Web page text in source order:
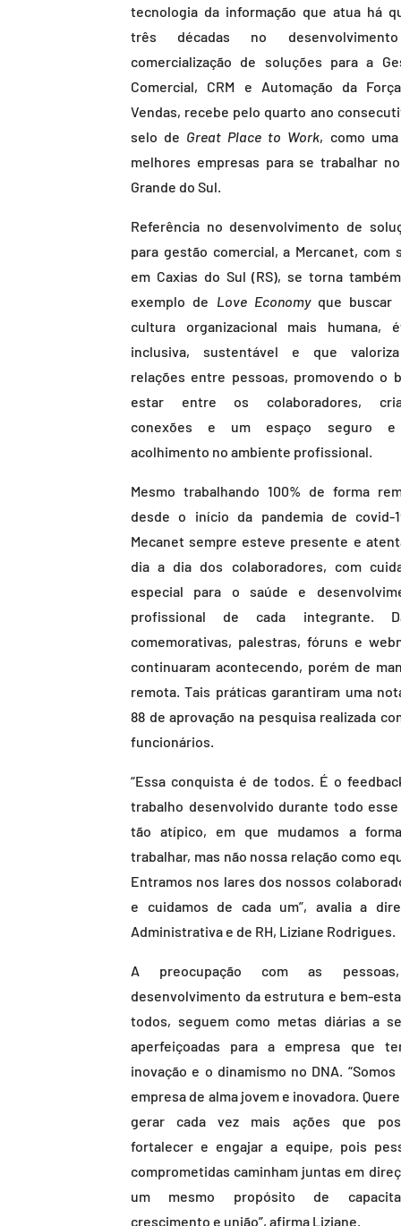
tecnologia da informação que atua há
três décadas no
comercialização de soluções para a
Comercial, CRM e Automação da
Vendas, recebe pelo quarto ano
selo de Great Place to Work, como
melhores empresas para se trabalhar
Grande do Sul.
Referência no desenvolvimento de
para gestão comercial, a Mercanet, com
em Caxias do Sul (RS), se torna
exemplo de Love Economy que buscar
cultura organizacional mais humana,
inclusiva, sustentável e que
relações entre pessoas, promovendo o
estar entre os colaboradores,
conexões e um espaço seguro
acolhimento no ambiente profissional.
Mesmo trabalhando 100% de forma
desde o início da pandemia de covid-
Mecanet sempre esteve presente e
dia a dia dos colaboradores, com
especial para o saúde e
profissional de cada integrante.
comemorativas, palestras, fóruns e
continuaram acontecendo, porém de
remota. Tais práticas garantiram uma
88 de aprovação na pesquisa realizada
funcionários.
“Essa conquista é de todos. É o
trabalho desenvolvido durante todo
tão atípico, em que mudamos a
trabalhar, mas não nossa relação como
Entramos nos lares dos nossos
e cuidamos de cada um”, avalia a
Administrativa e de RH, Liziane Rodrigues.
A preocupação com as
desenvolvimento da estrutura e bem-
todos, seguem como metas diárias a
aperfeiçoadas para a empresa que
inovação e o dinamismo no DNA. “Somos
empresa de alma jovem e inovadora.
gerar cada vez mais ações que
fortalecer e engajar a equipe, pois
comprometidas caminham juntas em
um mesmo propósito de
crescimento e união”, afirma Liziane.